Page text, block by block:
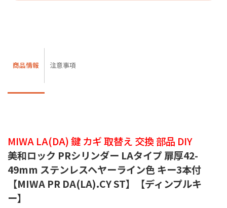
商品情報 注意事項
MIWA LA(DA) 鍵 カギ 取替え 交換 部品 DIY
美和ロック PRシリンダー LAタイプ 扉厚42-
49mm ステンレスヘヤーライン色 キー3本付
【MIWA PR DA(LA).CY ST】【ディンプルキ
ー】